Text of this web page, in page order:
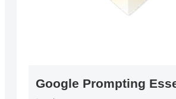
Google Prompting